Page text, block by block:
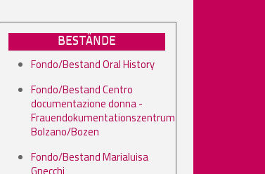
BESTÄNDE
Fondo/Bestand Oral History
Fondo/Bestand Centro
documentazione donna -
Frauendokumentationszentrum
Bolzano/Bozen
Fondo/Bestand Marialuisa
Gnecchi